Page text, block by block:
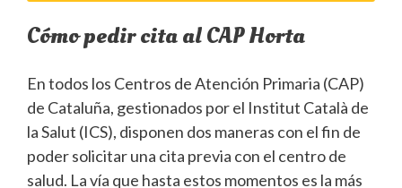
Cómo pedir cita al CAP Horta
En todos los Centros de Atención Primaria (CAP)
de Cataluña, gestionados por el Institut Català de
la Salut (ICS), disponen dos maneras con el fin de
poder solicitar una cita previa con el centro de
salud. La vía que hasta estos momentos es la más